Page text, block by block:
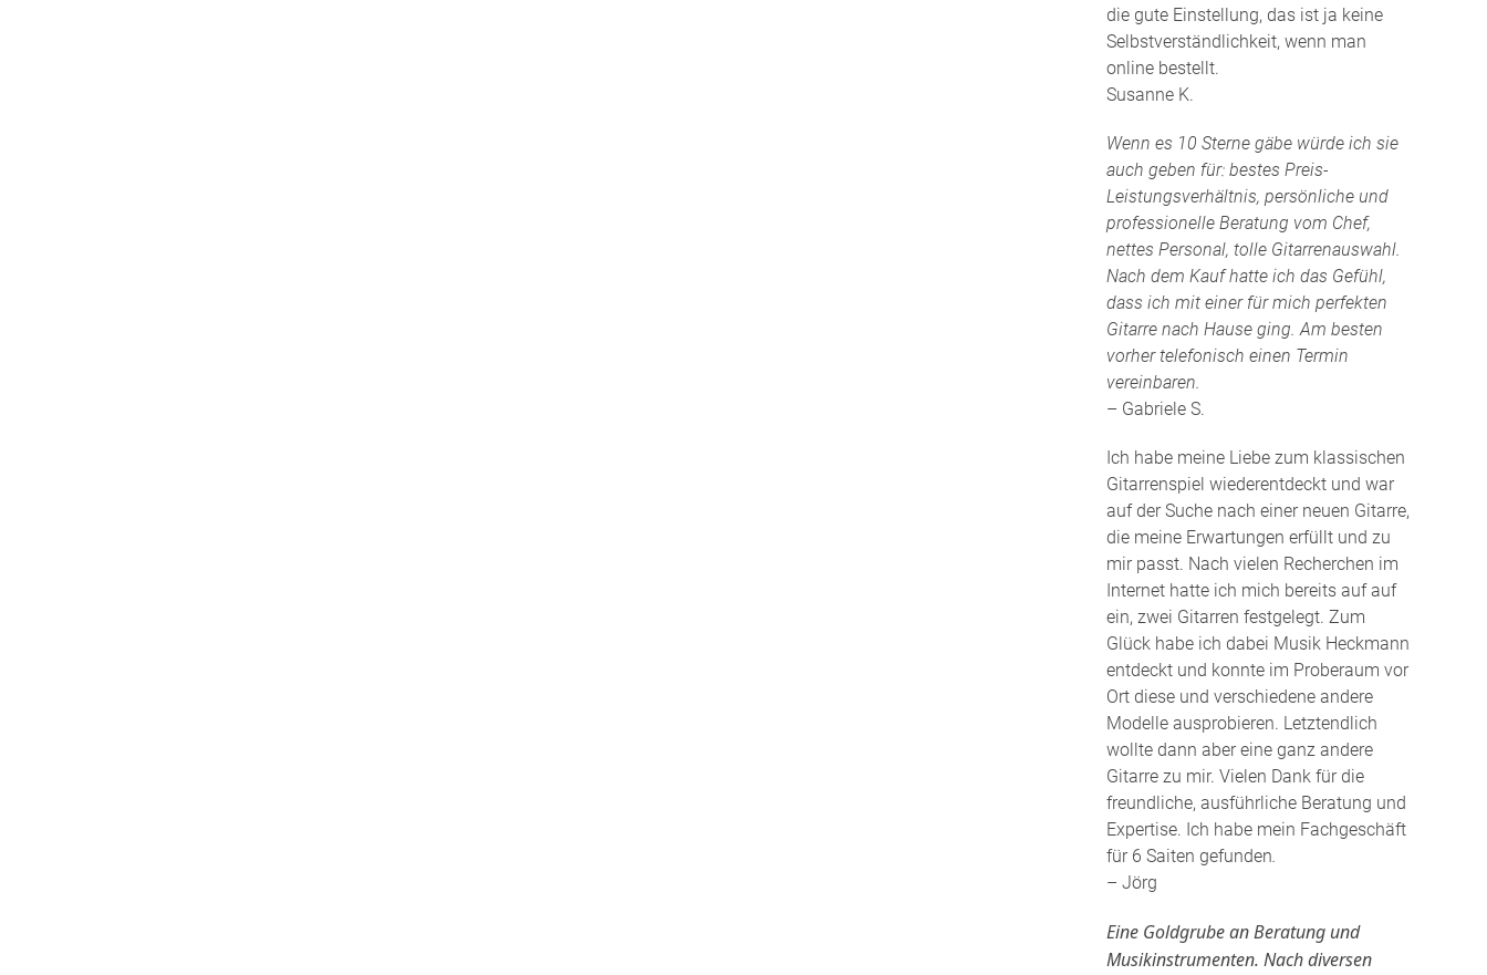
die gute Einstellung, das ist ja keine
Selbstverständlichkeit, wenn man
online bestellt.
Susanne K.
Wenn es 10 Sterne gäbe würde ich sie
auch geben für: bestes Preis-
Leistungsverhältnis, persönliche und
professionelle Beratung vom Chef,
nettes Personal, tolle Gitarrenauswahl.
Nach dem Kauf hatte ich das Gefühl,
dass ich mit einer für mich perfekten
Gitarre nach Hause ging. Am besten
vorher telefonisch einen Termin
vereinbaren.
– Gabriele S.
Ich habe meine Liebe zum klassischen
Gitarrenspiel wiederentdeckt und war
auf der Suche nach einer neuen Gitarre,
die meine Erwartungen erfüllt und zu
mir passt. Nach vielen Recherchen im
Internet hatte ich mich bereits auf auf
ein, zwei Gitarren festgelegt. Zum
Glück habe ich dabei Musik Heckmann
entdeckt und konnte im Proberaum vor
Ort diese und verschiedene andere
Modelle ausprobieren. Letztendlich
wollte dann aber eine ganz andere
Gitarre zu mir. Vielen Dank für die
freundliche, ausführliche Beratung und
Expertise. Ich habe mein Fachgeschäft
für 6 Saiten gefunden.
– Jörg
Eine Goldgrube an Beratung und
Musikinstrumenten. Nach diversen